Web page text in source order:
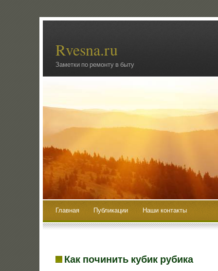
Rvesna.ru
Заметки по ремонту в быту
Главная Публикации Наши контакты
Как починить кубик рубика